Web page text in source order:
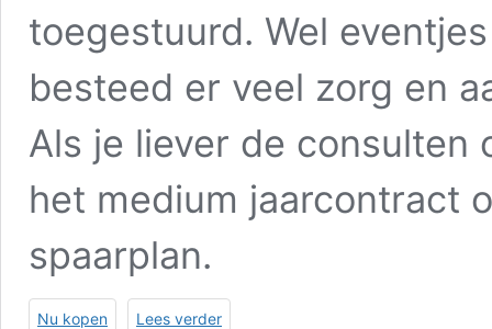
toegestuurd. Wel
besteed er veel zorg en
Als je liever de
het medium jaarcontract
spaarplan.
Nu kopen Lees verder